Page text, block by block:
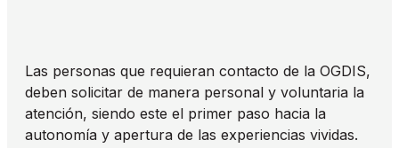
Las personas que requieran contacto de la OGDIS,
deben solicitar de manera personal y voluntaria la
atención, siendo este el primer paso hacia la
autonomía y apertura de las experiencias vividas.